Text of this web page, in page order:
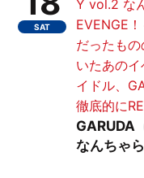
SAT
Y vol.2 な
EVENGE
だったも
いたあの
イドル、
徹底的に
GARUDA
なんちゃ